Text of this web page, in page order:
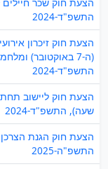
התשפ"ד-2024
הצעת חוק זיכרון
(ה-7 באוקטובר)
התשפ"ד-2024
הצעת חוק ליישוב
שעה), התשפ"ד-2024
התשפ"ה-2025